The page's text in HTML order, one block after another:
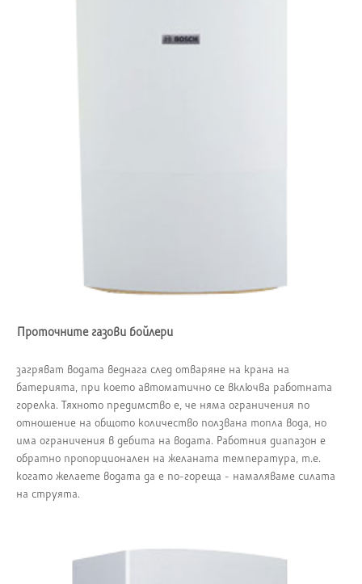
Проточните газови бойлери
загряват водата веднага след отваряне на крана на
батерията, при което автоматично се включва работната
горелка. Тяхното предимство е, че няма ограничения по
отношение на общото количество ползвана топла вода, но
има ограничения в дебита на водата. Работния диапазон е
обратно пропорционален на желаната температура, т.е.
когато желаете водата да е по-гореща - намаляваме силата
на струята.